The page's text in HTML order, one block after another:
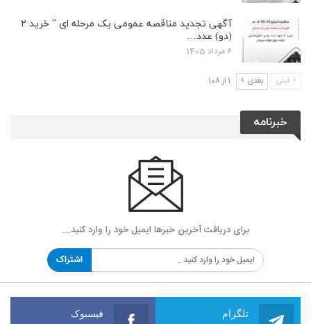
آگهی تجدید مناقصه عمومی یک مرحله ای ” خرید ۲
(دو) عدد…
6 مرداد 1405
قبلی بعدی 1 از 108
خبرنامه
برای دریافت آخرین خبرها ایمیل خود را وارد کنید...
اشتراک
تلگرام فیسبوک